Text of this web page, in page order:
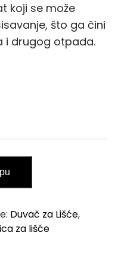
koji se može
što ga čini
i drugog otpada.
Duvač za Lišće,
za lišće